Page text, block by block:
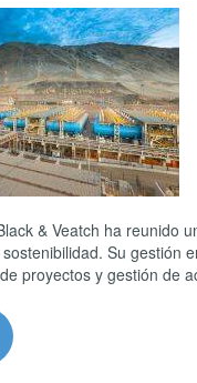
& Veatch ha reunido
Su gestión
proyectos y gestión de